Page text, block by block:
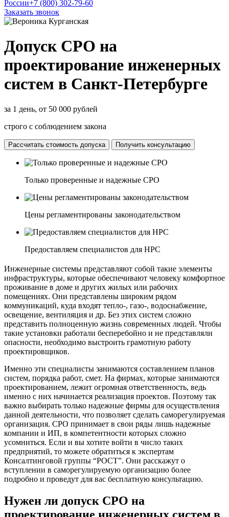
России+7 (800) 302-79-60
Заказать звонок
Допуск СРО на
проектирование инженерных
систем в Санкт-Петербурге
за 1 день, от 50 000 рублей
строго с соблюдением закона
Рассчитать стоимость допуска Получить консультацию
Только проверенные и надежные СРО
Цены регламентированы законодательством
Предоставляем специалистов для НРС
Инженерные системы представляют собой такие элементы
инфраструктуры, которые обеспечивают человеку комфортное
проживание в доме и других жилых или рабочих
помещениях. Они представлены широким рядом
коммуникаций, куда входят тепло-, газо-, водоснабжение,
освещение, вентиляция и др. Без этих систем сложно
представить полноценную жизнь современных людей. Чтобы
такие установки работали бесперебойно и не представляли
опасности, необходимо выстроить грамотную работу
проектировщиков.
Именно эти специалисты занимаются составлением планов
систем, порядка работ, смет. На фирмах, которые занимаются
проектированием, лежит огромная ответственность, ведь
именно с них начинается реализация проектов. Поэтому так
важно выбирать только надежные фирмы для осуществления
данной деятельности, что позволяет сделать саморегулируемая
организация. СРО принимает в свои ряды лишь надежные
компании и ИП, в компетентности которых сложно
усомниться. Если и вы хотите войти в число таких
предприятий, то можете обратиться к экспертам
Консалтинговой группы “РОСТ”. Они расскажут о
вступлении в саморегулируемую организацию более
подробно и проведут для вас бесплатную консультацию.
Нужен ли допуск СРО на
проектирование инженерных систем в